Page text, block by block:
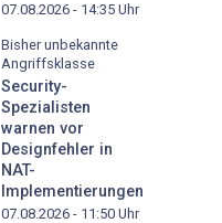
07.08.2026 - 14:35 Uhr
Bisher unbekannte
Angriffsklasse
Security-
Spezialisten
warnen vor
Designfehler in
NAT-
Implementierungen
07.08.2026 - 11:50 Uhr